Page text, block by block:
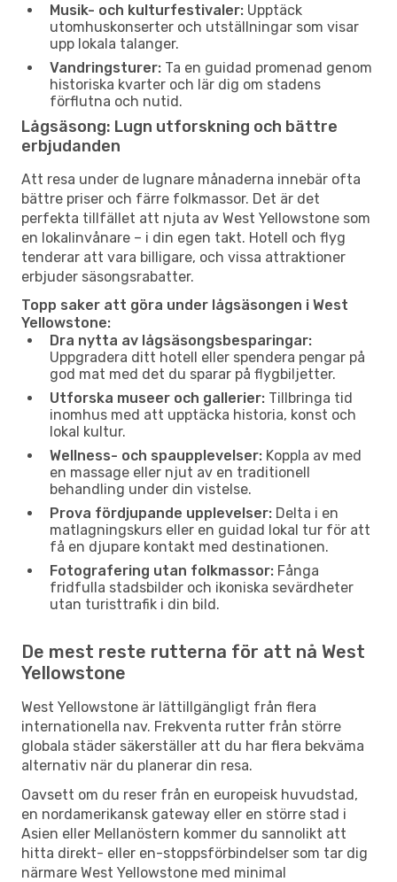
Musik- och kulturfestivaler: Upptäck
utomhuskonserter och utställningar som visar
upp lokala talanger.
Vandringsturer: Ta en guidad promenad genom
historiska kvarter och lär dig om stadens
förflutna och nutid.
Lågsäsong: Lugn utforskning och bättre
erbjudanden
Att resa under de lugnare månaderna innebär ofta
bättre priser och färre folkmassor. Det är det
perfekta tillfället att njuta av West Yellowstone som
en lokalinvånare – i din egen takt. Hotell och flyg
tenderar att vara billigare, och vissa attraktioner
erbjuder säsongsrabatter.
Topp saker att göra under lågsäsongen i West
Yellowstone:
Dra nytta av lågsäsongsbesparingar:
Uppgradera ditt hotell eller spendera pengar på
god mat med det du sparar på flygbiljetter.
Utforska museer och gallerier: Tillbringa tid
inomhus med att upptäcka historia, konst och
lokal kultur.
Wellness- och spaupplevelser: Koppla av med
en massage eller njut av en traditionell
behandling under din vistelse.
Prova fördjupande upplevelser: Delta i en
matlagningskurs eller en guidad lokal tur för att
få en djupare kontakt med destinationen.
Fotografering utan folkmassor: Fånga
fridfulla stadsbilder och ikoniska sevärdheter
utan turisttrafik i din bild.
De mest reste rutterna för att nå West
Yellowstone
West Yellowstone är lättillgängligt från flera
internationella nav. Frekventa rutter från större
globala städer säkerställer att du har flera bekväma
alternativ när du planerar din resa.
Oavsett om du reser från en europeisk huvudstad,
en nordamerikansk gateway eller en större stad i
Asien eller Mellanöstern kommer du sannolikt att
hitta direkt- eller en-stoppsförbindelser som tar dig
närmare West Yellowstone med minimal